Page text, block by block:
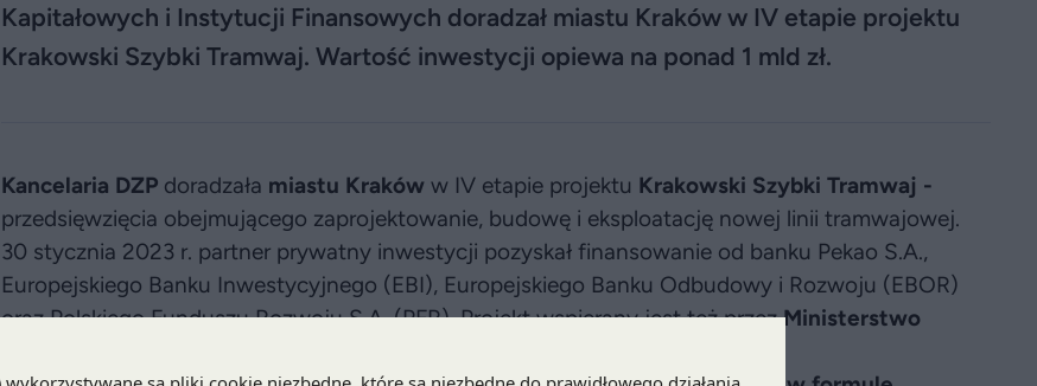
Kapitałowych i Instytucji Finansowych doradzał miastu Kraków w IV etapie projektu
Krakowski Szybki Tramwaj. Wartość inwestycji opiewa na ponad 1 mld zł.
Kancelaria DZP doradzała miastu Kraków w IV etapie projektu Krakowski Szybki Tramwaj -
przedsięwzięcia obejmującego zaprojektowanie, budowę i eksploatację nowej linii tramwajowej.
30 stycznia 2023 r. partner prywatny inwestycji pozyskał finansowanie od banku Pekao S.A.,
Europejskiego Banku Inwestycyjnego (EBI), Europejskiego Banku Odbudowy i Rozwoju (EBOR)
oraz Polskiego Funduszu Rozwoju S.A. (PFR). Projekt wspierany jest też przezMinisterstwo